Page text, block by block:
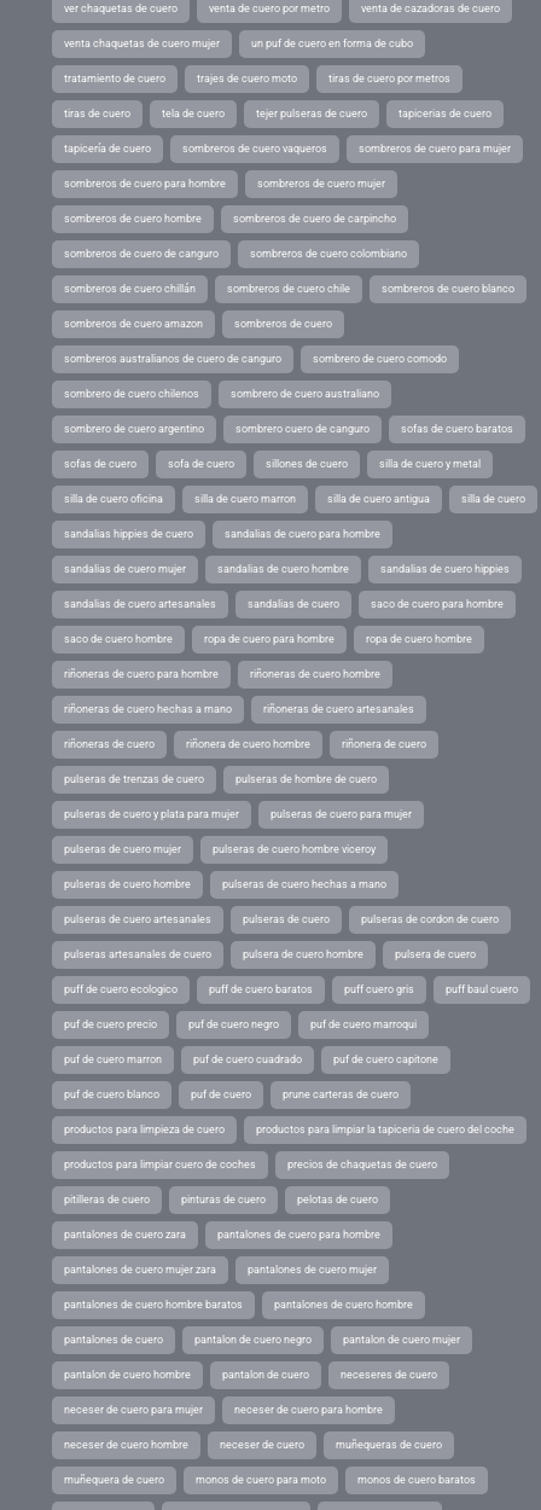
ver chaquetas de cuero venta de cuero por metro venta de cazadoras de cuero
venta chaquetas de cuero mujer un puf de cuero en forma de cubo
tratamiento de cuero trajes de cuero moto tiras de cuero por metros
tiras de cuero tela de cuero tejer pulseras de cuero tapicerias de cuero
tapicería de cuero sombreros de cuero vaqueros sombreros de cuero para mujer
sombreros de cuero para hombre sombreros de cuero mujer
sombreros de cuero hombre sombreros de cuero de carpincho
sombreros de cuero de canguro sombreros de cuero colombiano
sombreros de cuero chillán sombreros de cuero chile sombreros de cuero blanco
sombreros de cuero amazon sombreros de cuero
sombreros australianos de cuero de canguro sombrero de cuero comodo
sombrero de cuero chilenos sombrero de cuero australiano
sombrero de cuero argentino sombrero cuero de canguro sofas de cuero baratos
sofas de cuero sofa de cuero sillones de cuero silla de cuero y metal
silla de cuero oficina silla de cuero marron silla de cuero antigua silla de cuero
sandalias hippies de cuero sandalias de cuero para hombre
sandalias de cuero mujer sandalias de cuero hombre sandalias de cuero hippies
sandalias de cuero artesanales sandalias de cuero saco de cuero para hombre
saco de cuero hombre ropa de cuero para hombre ropa de cuero hombre
riñoneras de cuero para hombre riñoneras de cuero hombre
riñoneras de cuero hechas a mano riñoneras de cuero artesanales
riñoneras de cuero riñonera de cuero hombre riñonera de cuero
pulseras de trenzas de cuero pulseras de hombre de cuero
pulseras de cuero y plata para mujer pulseras de cuero para mujer
pulseras de cuero mujer pulseras de cuero hombre viceroy
pulseras de cuero hombre pulseras de cuero hechas a mano
pulseras de cuero artesanales pulseras de cuero pulseras de cordon de cuero
pulseras artesanales de cuero pulsera de cuero hombre pulsera de cuero
puff de cuero ecologico puff de cuero baratos puff cuero gris puff baul cuero
puf de cuero precio puf de cuero negro puf de cuero marroqui
puf de cuero marron puf de cuero cuadrado puf de cuero capitone
puf de cuero blanco puf de cuero prune carteras de cuero
productos para limpieza de cuero productos para limpiar la tapiceria de cuero del coche
productos para limpiar cuero de coches precios de chaquetas de cuero
pitilleras de cuero pinturas de cuero pelotas de cuero
pantalones de cuero zara pantalones de cuero para hombre
pantalones de cuero mujer zara pantalones de cuero mujer
pantalones de cuero hombre baratos pantalones de cuero hombre
pantalones de cuero pantalon de cuero negro pantalon de cuero mujer
pantalon de cuero hombre pantalon de cuero neceseres de cuero
neceser de cuero para mujer neceser de cuero para hombre
neceser de cuero hombre neceser de cuero muñequeras de cuero
muñequera de cuero monos de cuero para moto monos de cuero baratos